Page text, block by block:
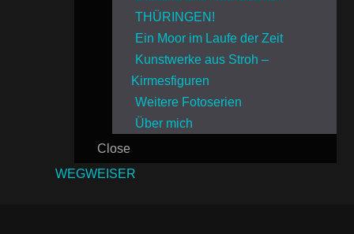
THÜRINGEN!
Ein Moor im Laufe der Zeit
Kunstwerke aus Stroh –
Kirmesfiguren
Weitere Fotoserien
Über mich
Close
WEGWEISER